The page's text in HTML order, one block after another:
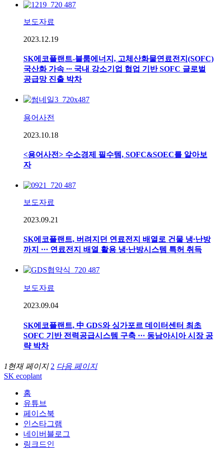
보도자료
2023.12.19
SK에코플랜트-블룸에너지, 고체산화물연료전지(SOFC)
국산화 가속 ∙∙∙ 국내 강소기업 협업 기반 SOFC 글로벌
공급망 진출 박차
용어사전
2023.10.18
<용어사전> 수소경제 필수템, SOFC&SOEC를 알아보
자
보도자료
2023.09.21
SK에코플랜트, 버려지던 연료전지 배열로 건물 냉∙난방
까지 ··· 연료전지 배열 활용 냉∙난방시스템 특허 취득
보도자료
2023.09.04
SK에코플랜트, 中 GDS와 싱가포르 데이터센터 최초
SOFC 기반 전력공급시스템 구축 ··· 동남아시아 시장 공
략 박차
1 현재 페이지 2 다음 페이지
SK ecoplant
홈
유튜브
페이스북
인스타그램
네이버블로그
링크드인